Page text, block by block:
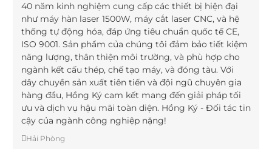
40 năm kinh nghiệm cung cấp các thiết bị hiện đại
như máy hàn laser 1500W, máy cắt laser CNC, và hệ
thống tự động hóa, đáp ứng tiêu chuẩn quốc tế CE,
ISO 9001. Sản phẩm của chúng tôi đảm bảo tiết kiệm
năng lượng, thân thiện môi trường, và phù hợp cho
ngành kết cấu thép, chế tạo máy, và đóng tàu. Với
dây chuyền sản xuất tiên tiến và đội ngũ chuyên gia
hàng đầu, Hồng Ký cam kết mang đến giải pháp tối
ưu và dịch vụ hậu mãi toàn diện. Hồng Ký - Đối tác tin
cậy của ngành công nghiệp nặng!
Hải Phòng